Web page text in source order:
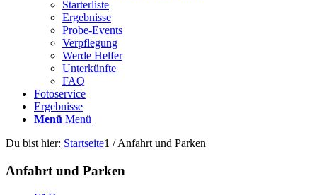
Starterliste
Ergebnisse
Probe-Events
Verpflegung
Werde Helfer
Unterkünfte
FAQ
Fotoservice
Ergebnisse
Menü Menü
Du bist hier: Startseite1 / Anfahrt und Parken
Anfahrt und Parken